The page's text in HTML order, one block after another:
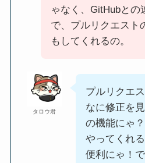
ゃなく、GitHubとの
で、プルリクエスト
もしてくれるの。
タロウ君
プルリクエ
なに修正を
の機能にゃ
やってくれ
便利にゃ！